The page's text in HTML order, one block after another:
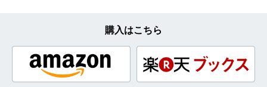
購入はこちら